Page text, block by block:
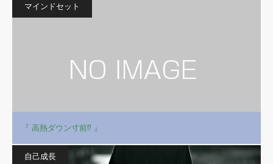
マインドセット
『 高熱ダウン寸前⁉ 』
自己成長